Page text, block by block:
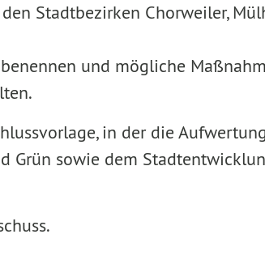
Stadtbezirken Chorweiler,
und mögliche
in der die
sowie dem